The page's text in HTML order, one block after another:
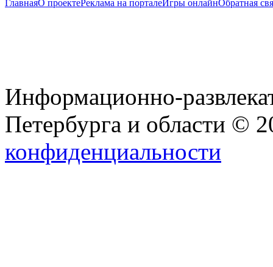
ГлавнаяО проектеРеклама на порталеИгры онлайнОбратная
Информационно-
Петербурга и области ©
конфиденциальности